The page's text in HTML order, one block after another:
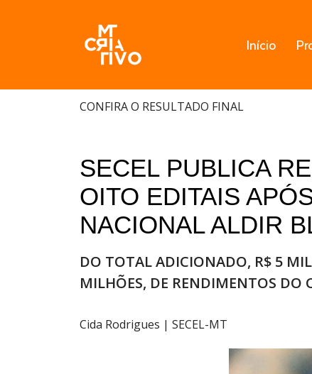
Início
CONFIRA O RESULTADO FINAL
SECEL PUBLICA
OITO EDITAIS
NACIONAL ALDIR
DO TOTAL ADICIONADO, R$ 5
MILHÕES, DE RENDIMENTOS DO
Cida Rodrigues | SECEL-MT